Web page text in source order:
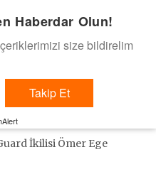
gelsin dedik.
İkilisi Ömer Ege
Haberdar Olun!
size bildirelim
Takip Et